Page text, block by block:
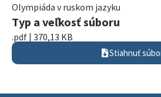
Olympiáda v ruskom jazyku
Typ a veľkosť súboru
.pdf | 370,13 KB
Stiahnuť